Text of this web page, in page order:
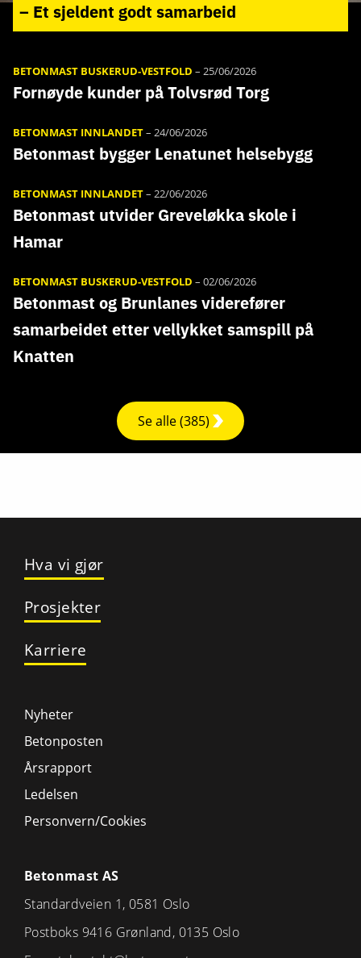
– Et sjeldent godt samarbeid
BETONMAST BUSKERUD-VESTFOLD – 25/06/2026
Fornøyde kunder på Tolvsrød Torg
BETONMAST INNLANDET– 24/06/2026
Betonmast bygger Lenatunet helsebygg
BETONMAST INNLANDET– 22/06/2026
Betonmast utvider Greveløkka skole i
Hamar
BETONMAST BUSKERUD-VESTFOLD – 02/06/2026
Betonmast og Brunlanes viderefører
samarbeidet etter vellykket samspill på
Knatten
Se alle (385)
Hva vi gjør
Prosjekter
Karriere
Nyheter
Betonposten
Årsrapport
Ledelsen
Personvern/Cookies
Betonmast AS
Standardveien 1, 0581 Oslo
Postboks 9416 Grønland, 0135 Oslo